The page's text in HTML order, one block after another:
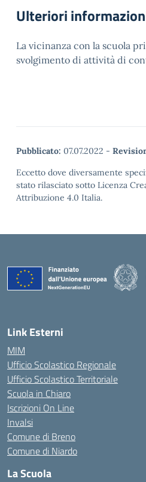
Ulteriori
La vicinanza con la scuola
svolgimento di attività di
Pubblicato: 07.07.2022 -
Eccetto dove diversamente
stato rilasciato sotto Licenza
Attribuzione 4.0 Italia.
Link Esterni
MIM
Ufficio Scolastico Regionale
Ufficio Scolastico Territoriale
Scuola in Chiaro
Iscrizioni On Line
Invalsi
Comune di Breno
Comune di Niardo
La Scuola